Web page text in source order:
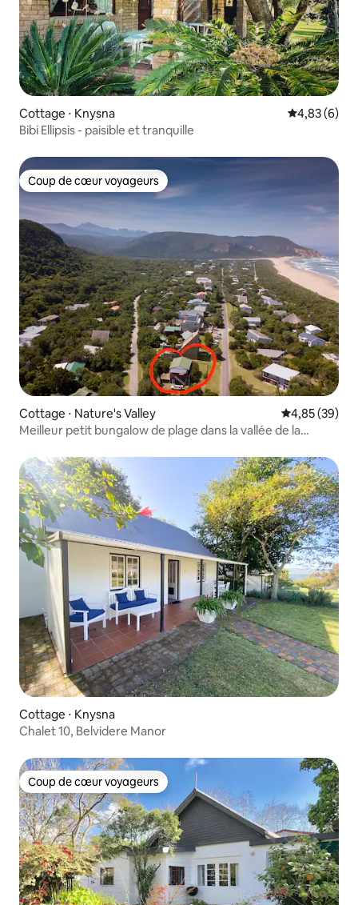
Cottage ⋅ Knysna Évaluation
4,83 (6)
Bibi Ellipsis - paisible et tranquille
Coup de cœur voyageurs
Coup de cœur voyageurs
Cottage ⋅ Nature's Valley Évaluation
4,85 (39)
Meilleur petit bungalow de plage dans la vallée de la
Cottage ⋅ Knysna
Chalet 10, Belvidere Manor
Coup de cœur voyageurs
Coup de cœur voyageurs